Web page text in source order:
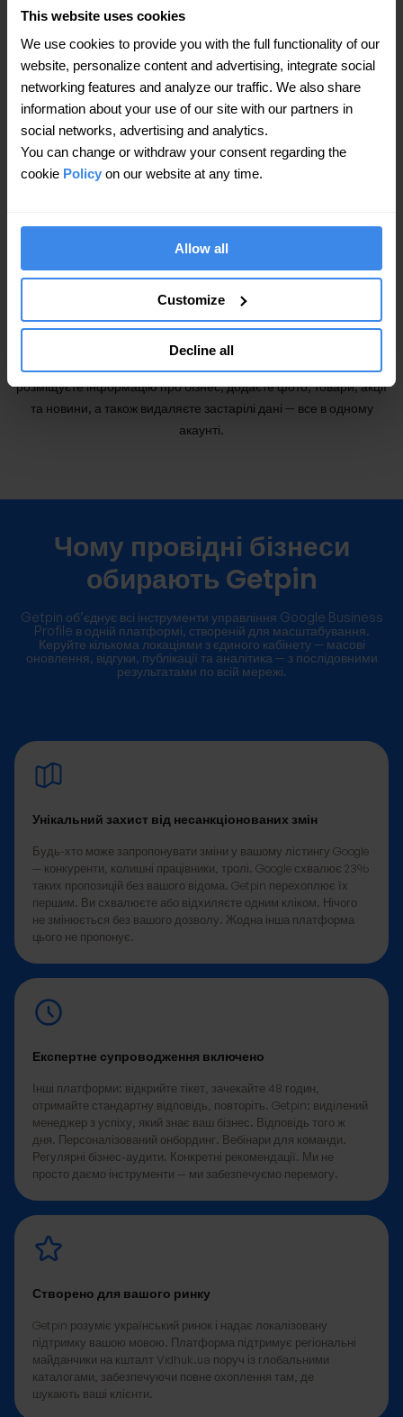
This website uses cookies
We use cookies to provide you with the full functionality of our
website, personalize content and advertising, integrate social
networking features and analyze our traffic. We also share
information about your use of our site with our partners in
social networks, advertising and analytics.
You can change or withdraw your consent regarding the
cookie Policy on our website at any time.
Allow all
Customize
Decline all
50+
підключених каталогів
75%
Getpin дозволяє легко оновлювати та контролювати
інформацію на всіх популярних картах, навігаторах, міських
розміщуєте інформацію про бізнес, додаєте фото, товари, акції
та новини, а також видаляєте застарілі дані — все в одному
акаунті.
Чому провідні бізнеси
обирають Getpin
Getpin об’єднує всі інструменти управління Google Business
Profile в одній платформі, створеній для масштабування.
Керуйте кількома локаціями з єдиного кабінету — масові
оновлення, відгуки, публікації та аналітика — з послідовними
результатами по всій мережі.
Унікальний захист від несанкціонованих змін
Будь-хто може запропонувати зміни у вашому лістингу Google
— конкуренти, колишні працівники, тролі. Google схвалює 23%
таких пропозицій без вашого відома. Getpin перехоплює їх
першим. Ви схвалюєте або відхиляєте одним кліком. Нічого
не змінюється без вашого дозволу. Жодна інша платформа
цього не пропонує.
Експертне супроводження включено
Інші платформи: відкрийте тікет, зачекайте 48 годин,
отримайте стандартну відповідь, повторіть. Getpin: виділений
менеджер з успіху, який знає ваш бізнес. Відповідь того ж
дня. Персоналізований онбординг. Вебінари для команди.
Регулярні бізнес-аудити. Конкретні рекомендації. Ми не
просто даємо інструменти — ми забезпечуємо перемогу.
Створено для вашого ринку
Getpin розуміє український ринок і надає локалізовану
підтримку вашою мовою. Платформа підтримує регіональні
майданчики на кшталт Vidhuk.ua поруч із глобальними
каталогами, забезпечуючи повне охоплення там, де
шукають ваші клієнти.